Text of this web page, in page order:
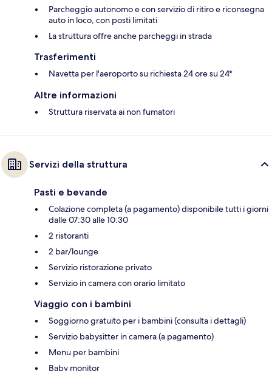
Parcheggio autonomo e con servizio di ritiro e riconsegna
auto in loco, con posti limitati
La struttura offre anche parcheggi in strada
Trasferimenti
Navetta per l'aeroporto su richiesta 24 ore su 24*
Altre informazioni
Struttura riservata ai non fumatori
Servizi della struttura
Pasti e bevande
Colazione completa (a pagamento) disponibile tutti i giorni
dalle 07:30 alle 10:30
2 ristoranti
2 bar/lounge
Servizio ristorazione privato
Servizio in camera con orario limitato
Viaggio con i bambini
Soggiorno gratuito per i bambini (consulta i dettagli)
Servizio babysitter in camera (a pagamento)
Menu per bambini
Baby monitor